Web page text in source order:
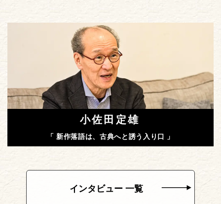
小佐田定雄
「 新作落語は、古典へと誘う入り口 」
インタビュー 一覧